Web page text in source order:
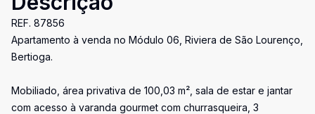
REF. 87856
Apartamento à venda no Módulo 06, Riviera de São Lourenço,
Bertioga.
Mobiliado, área privativa de 100,03 m², sala de estar e jantar
com acesso à varanda gourmet com churrasqueira, 3